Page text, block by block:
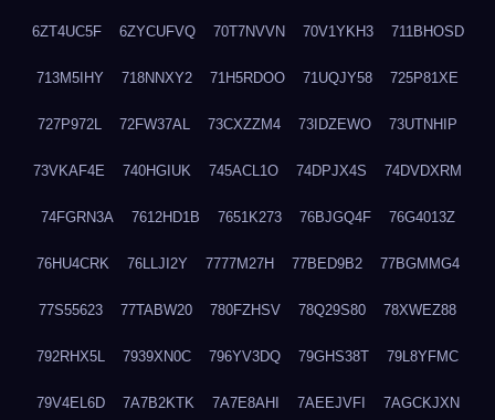
6ZT4UC5F 6ZYCUFVQ 70T7NVVN 70V1YKH3 711BHOSD
713M5IHY 718NNXY2 71H5RDOO 71UQJY58 725P81XE
727P972L 72FW37AL 73CXZZM4 73IDZEWO 73UTNHIP
73VKAF4E 740HGIUK 745ACL1O 74DPJX4S 74DVDXRM
74FGRN3A 7612HD1B 7651K273 76BJGQ4F 76G4013Z
76HU4CRK 76LLJI2Y 7777M27H 77BED9B2 77BGMMG4
77S55623 77TABW20 780FZHSV 78Q29S80 78XWEZ88
792RHX5L 7939XN0C 796YV3DQ 79GHS38T 79L8YFMC
79V4EL6D 7A7B2KTK 7A7E8AHI 7AEEJVFI 7AGCKJXN